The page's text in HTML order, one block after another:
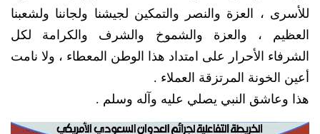
للأسرى ، العزة والنصر والتمكين لجيشنا ولجاننا ولشعبنا
العظيم ، والعزة والشموخ والشرف والكرامة لكل
الشرفاء الأحرار على امتداد هذا الوطن المعطاء ، ولا نامت
أعين الخونة المرتزقة العملاء .
هذا وعاشق النبي يصلي عليه وآله وسلم .